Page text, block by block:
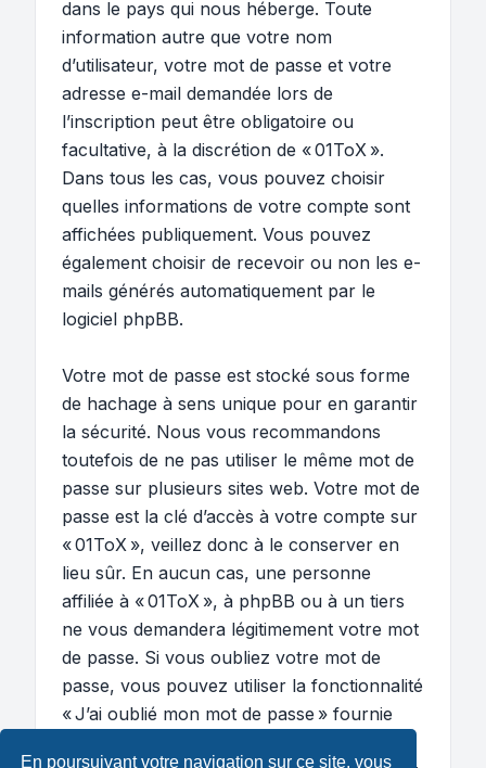
En poursuivant votre navigation sur ce site, vous
dans le pays qui nous héberge. Toute
information autre que votre nom
d’utilisateur, votre mot de passe et votre
adresse e-mail demandée lors de
l’inscription peut être obligatoire ou
facultative, à la discrétion de « 01ToX ».
Dans tous les cas, vous pouvez choisir
quelles informations de votre compte sont
affichées publiquement. Vous pouvez
également choisir de recevoir ou non les e-
mails générés automatiquement par le
logiciel phpBB.
Votre mot de passe est stocké sous forme
de hachage à sens unique pour en garantir
la sécurité. Nous vous recommandons
toutefois de ne pas utiliser le même mot de
passe sur plusieurs sites web. Votre mot de
passe est la clé d’accès à votre compte sur
« 01ToX », veillez donc à le conserver en
lieu sûr. En aucun cas, une personne
affiliée à « 01ToX », à phpBB ou à un tiers
ne vous demandera légitimement votre mot
de passe. Si vous oubliez votre mot de
passe, vous pouvez utiliser la fonctionnalité
« J’ai oublié mon mot de passe » fournie